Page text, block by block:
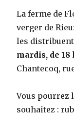
La ferme de
verger de
les
mardis, de 18
Chantecoq,
Vous pourrez
souhaitez :